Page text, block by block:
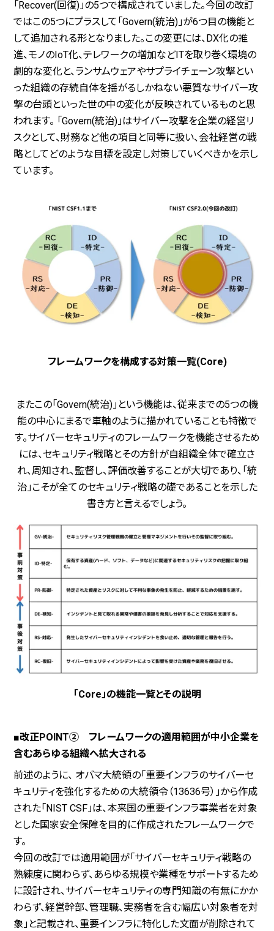
「Recover(回復)」の5つで構成されていました。今回の改訂
ではこの5つにプラスして「Govern(統治)」が6つ目の機能と
して追加される形となりました。この変更には、DX化の推
進、モノのIoT化、テレワークの増加などITを取り巻く環境の
劇的な変化と、ランサムウェアやサプライチェーン攻撃とい
った組織の存続自体を揺がるしかねない悪質なサイバー攻
撃の台頭といった世の中の変化が反映されているものと思
われます。 「Govern(統治)」はサイバー攻撃を企業の経営リ
スクとして、財務など他の項目と同等に扱い、会社経営の戦
略としてどのような目標を設定し対策していくべきかを示し
ています。
フレームワークを構成する対策一覧(Core)
またこの「Govern(統治)」という機能は、従来までの5つの機
能の中心にまるで車軸のように描かれていることも特徴で
す。サイバーセキュリティのフレームワークを機能させるため
には、セキュリティ戦略とその方針が自組織全体で確立さ
れ、周知され、監督し、評価改善することが大切であり、「統
治」こそが全てのセキュリティ戦略の礎であることを示した
書き方と言えるでしょう。
「Core」の機能一覧とその説明
■改正POINT② フレームワークの適用範囲が中小企業を
含むあらゆる組織へ拡大される
前述のように、 オバマ大統領の「重要インフラのサイバーセ
キュリティを強化するための大統領令（13636号）」から作成
された「NIST CSF」は、本来国の重要インフラ事業者を対象
とした国家安全保障を目的に作成されたフレームワークで
す。
今回の改訂では適用範囲が「サイバーセキュリティ戦略の
熟練度に関わらず、あらゆる規模や業種をサポートするため
に設計され、サイバーセキュリティの専門知識の有無にかか
わらず、経営幹部、管理職、実務者を含む幅広い対象者を対
象」と記載され、重要インフラに特化した文面が削除されて